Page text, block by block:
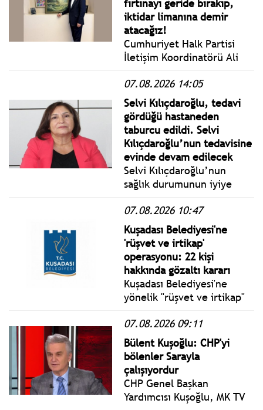
fırtınayı geride bırakıp,
iktidar limanına demir
atacağız!
Cumhuriyet Halk Partisi
İletişim Koordinatörü Ali
Kılıçdaroğlu’na memleketi
Tunceli’den bir tablo
hediye edildi…
07.08.2026 14:05
Selvi Kılıçdaroğlu, tedavi
gördüğü hastaneden
taburcu edildi. Selvi
Kılıçdaroğlu’nun tedavisine
evinde devam edilecek
Selvi Kılıçdaroğlu’nun
sağlık durumunun iyiye
tarafından taburcu
edilmesine karar verildi.
07.08.2026 10:47
Kuşadası Belediyesi'ne
'rüşvet ve irtikap'
operasyonu: 22 kişi
hakkında gözaltı kararı
Kuşadası Belediyesi'ne
yönelik "rüşvet ve irtikap"
22 şüpheli hakkında gözaltı
kararı verildi, 15'i gözaltına
alındı.
07.08.2026 09:11
Bülent Kuşoğlu: CHP'yi
bölenler Sarayla
çalışıyordur
CHP Genel Başkan
Yardımcısı Kuşoğlu, MK TV